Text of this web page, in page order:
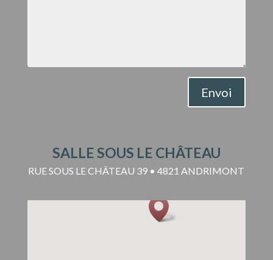
Envoi
SALLE SOUS LE CHÂTEAU
RUE SOUS LE CHÂTEAU 39 • 4821 ANDRIMONT